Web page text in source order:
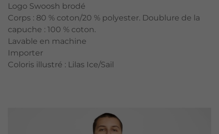
Logo Swoosh brodé
Corps : 80 % coton/20 % polyester. Doublure de la
capuche : 100 % coton.
Lavable en machine
Importer
Coloris illustré : Lilas Ice/Sail